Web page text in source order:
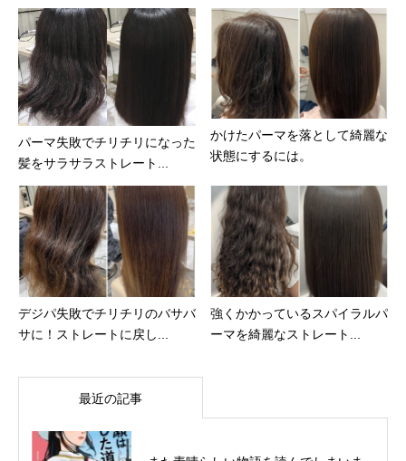
パーマ失敗でチリチリになった
髪をサラサラストレート...
かけたパーマを落として綺麗な
状態にするには。
デジパ失敗でチリチリのバサバ
サに！ストレートに戻し...
強くかかっているスパイラルパ
ーマを綺麗なストレート...
最近の記事